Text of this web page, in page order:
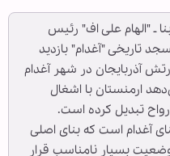
ـ "الهام علی اف" رئیس
تاریخی "آغدام" بازدید
آذربایجان در شهر آغدام
ارمنستان با اشغال
تبدیل کرده است.
آغدام است که بنای اصلی
بسیار نامناسب قرار